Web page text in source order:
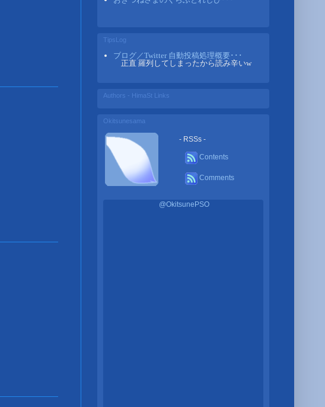
TipsLog
ブログ／Twitter 自動投稿処理概要･･･
正直 羅列してしまったから読み辛いw
Authors - HimaSt Links
Okitsunesama
- RSSs -
Contents
Comments
@OkitsunePSO